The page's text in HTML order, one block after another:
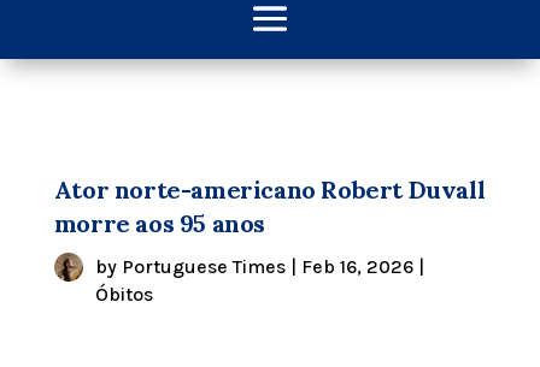
Ator norte-americano Robert Duvall
morre aos 95 anos
by Portuguese Times| Feb 16, 2026|
Óbitos